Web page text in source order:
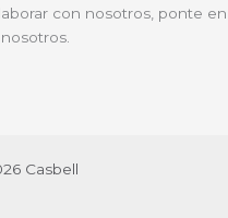
con nosotros, ponte en
Casbell